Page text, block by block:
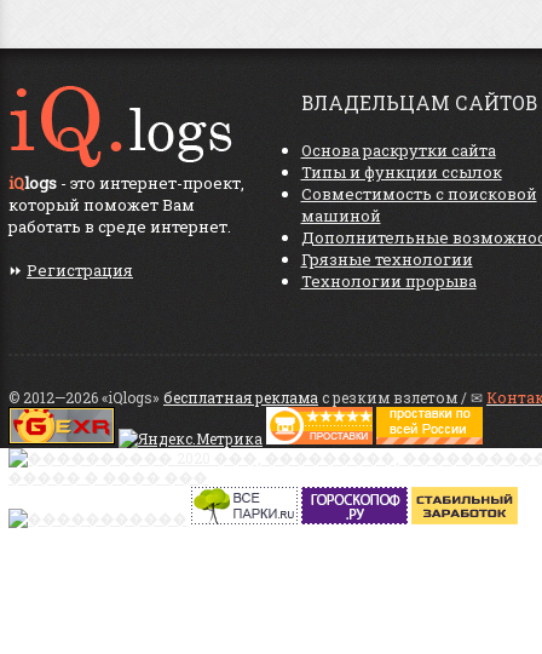
iQlogs - это интернет-проект,
который поможет Вам
работать в среде интернет.
⏩ Регистрация
ВЛАДЕЛЬЦАМ САЙТОВ
Основа раскрутки сайта
Типы и функции ссылок
Совместимость с поисковой
машиной
Дополнительные
Грязные технологии
Технологии прорыва
© 2012—2026 «iQlogs» бесплатная реклама с резким взлетом / ✉